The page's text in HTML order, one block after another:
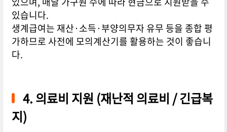
있습니다.
생계급여는 재산·소득·부양의무자 유무 등을 종합 평
가하므로 사전에 모의계산기를 활용하는 것이 좋습니
다.
4. 의료비 지원 (재난적 의료비 / 긴급복
지)